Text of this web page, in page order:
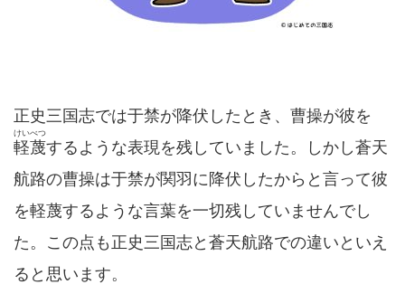
正史三国志では于禁が降伏したとき、曹操が彼を
軽蔑
けいべつ
するような表現を残していました。しかし蒼天
航路の曹操は于禁が関羽に降伏したからと言って彼
を軽蔑するような言葉を一切残していませんでし
た。この点も正史三国志と蒼天航路での違いといえ
ると思います。